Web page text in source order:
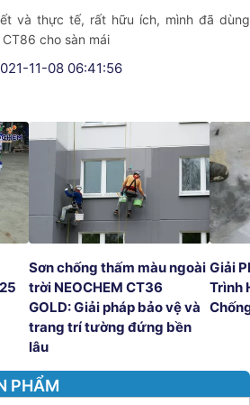
và thực tế, rất hữu ích, mình đã dùng
cho sàn mái
11-08 06:41:56
Sơn chống thấm màu ngoài
trời NEOCHEM CT36
GOLD: Giải pháp bảo vệ và
trang trí tường đứng bền
lâu
Giải
Trình
PHẨM